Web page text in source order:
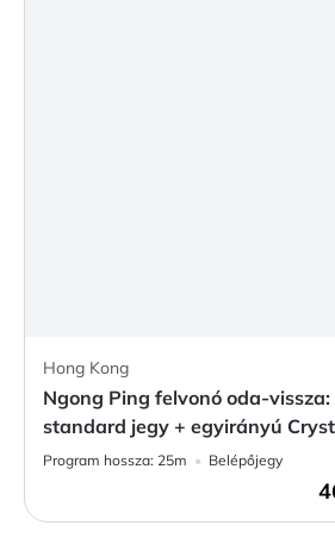
Hong Kong
Ngong Ping felvonó oda-
standard jegy + egyirányú
Program hossza: 25m Belépőjegy